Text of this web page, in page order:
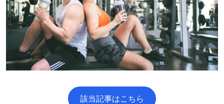
該当記事はこちら